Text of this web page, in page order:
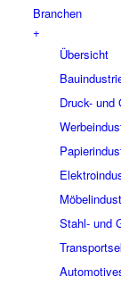
Branchen
+
Übersicht
Druck- und
Stahl- und